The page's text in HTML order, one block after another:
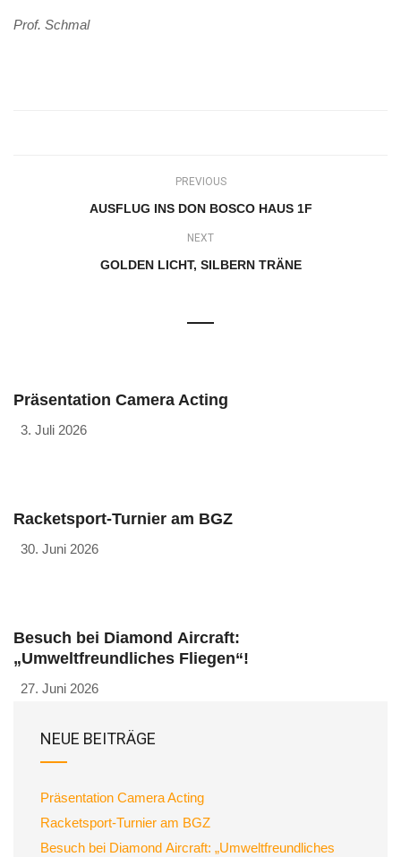
Prof. Schmal
PREVIOUS
AUSFLUG INS DON BOSCO HAUS 1F
NEXT
GOLDEN LICHT, SILBERN TRÄNE
Präsentation Camera Acting
3. Juli 2026
Racketsport-Turnier am BGZ
30. Juni 2026
Besuch bei Diamond Aircraft:
„Umweltfreundliches Fliegen“!
27. Juni 2026
NEUE BEITRÄGE
Präsentation Camera Acting
Racketsport-Turnier am BGZ
Besuch bei Diamond Aircraft: „Umweltfreundliches